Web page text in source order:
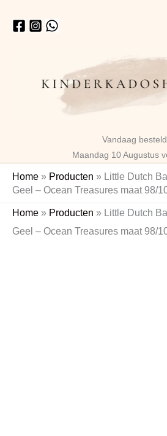
naar
Vandaag
Maandag 10 Augustus
Home » Producten » Little Dutch
Geel – Ocean Treasures maat 98/
Home » Producten » Little Dutch
Geel – Ocean Treasures maat 98/
Oorspronkelijke
prijs
Huidige
prijs